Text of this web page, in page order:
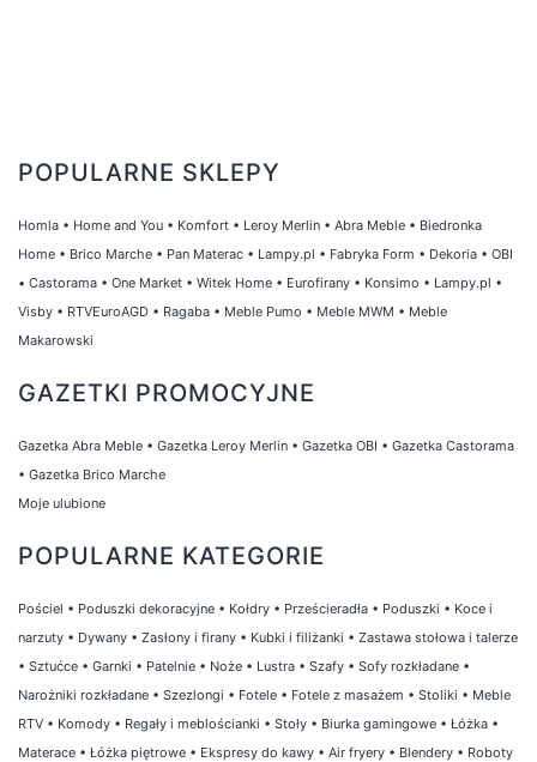
POPULARNE SKLEPY
Homla • Home and You • Komfort • Leroy Merlin • Abra Meble • Biedronka
Home • Brico Marche • Pan Materac • Lampy.pl • Fabryka Form • Dekoria • OBI
• Castorama • One Market • Witek Home • Eurofirany • Konsimo • Lampy.pl •
Visby • RTVEuroAGD • Ragaba • Meble Pumo • Meble MWM • Meble
Makarowski
GAZETKI PROMOCYJNE
Gazetka Abra Meble • Gazetka Leroy Merlin • Gazetka OBI • Gazetka Castorama
• Gazetka Brico Marche
Moje ulubione
POPULARNE KATEGORIE
Pościel • Poduszki dekoracyjne • Kołdry • Prześcieradła • Poduszki • Koce i
narzuty • Dywany • Zasłony i firany • Kubki i filiżanki • Zastawa stołowa i talerze
• Sztućce • Garnki • Patelnie • Noże • Lustra • Szafy • Sofy rozkładane •
Narożniki rozkładane • Szezlongi • Fotele • Fotele z masażem • Stoliki • Meble
RTV • Komody • Regały i meblościanki • Stoły • Biurka gamingowe • Łóżka •
Materace • Łóżka piętrowe • Ekspresy do kawy • Air fryery • Blendery • Roboty